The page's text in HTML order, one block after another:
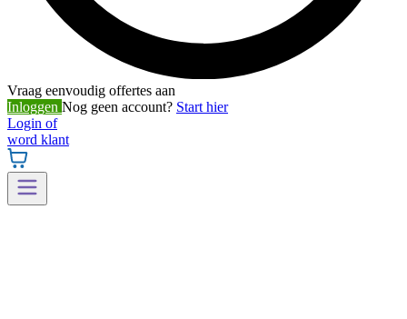
Vraag eenvoudig offertes aan
Inloggen Nog geen account? Start hier
Login of
word klant